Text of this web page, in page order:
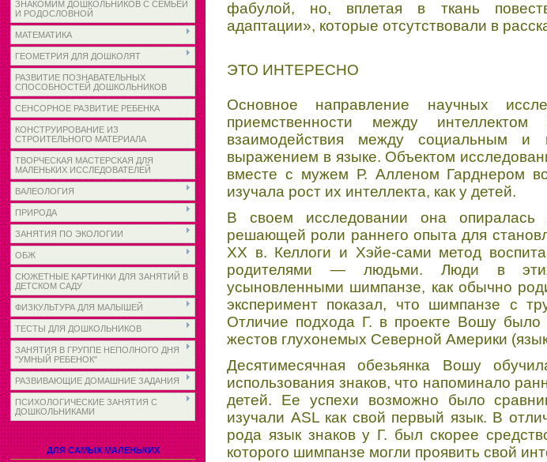
ЗНАКОМИМ ДОШКОЛЬНИКОВ С СЕМЬЕЙ
И РОДОСЛОВНОЙ
МАТЕМАТИКА
ГЕОМЕТРИЯ ДЛЯ ДОШКОЛЯТ
РАЗВИТИЕ ПОЗНАВАТЕЛЬНЫХ
СПОСОБНОСТЕЙ ДОШКОЛЬНИКОВ
СЕНСОРНОЕ РАЗВИТИЕ РЕБЕНКА
КОНСТРУИРОВАНИЕ ИЗ
СТРОИТЕЛЬНОГО МАТЕРИАЛА
ТВОРЧЕСКАЯ МАСТЕРСКАЯ ДЛЯ
МАЛЕНЬКИХ ИССЛЕДОВАТЕЛЕЙ
ВАЛЕОЛОГИЯ
ПРИРОДА
ЗАНЯТИЯ ПО ЭКОЛОГИИ
ОБЖ
СЮЖЕТНЫЕ КАРТИНКИ ДЛЯ ЗАНЯТИЙ В
ДЕТСКОМ САДУ
ФИЗКУЛЬТУРА ДЛЯ МАЛЫШЕЙ
ТЕСТЫ ДЛЯ ДОШКОЛЬНИКОВ
ЗАНЯТИЯ В ГРУППЕ НЕПОЛНОГО ДНЯ
"УМНЫЙ РЕБЕНОК"
РАЗВИВАЮЩИЕ ДОМАШНИЕ ЗАДАНИЯ
ПСИХОЛОГИЧЕСКИЕ ЗАНЯТИЯ С
ДОШКОЛЬНИКАМИ
ДЛЯ САМЫХ МАЛЕНЬКИХ
фабулой, но, вплетая в ткань
адаптации», которые отсутствовали в
ЭТО ИНТЕРЕСНО
Основное направление научных
приемственности между
взаимодействия между социальным и
выражением в языке. Объектом
вместе с мужем Р. Алленом Гарднером
изучала рост их интеллекта, как у детей.
В своем исследовании она
решающей роли раннего опыта для
XX в. Келлоги и Хэйе-сами метод
родителями — людьми. Люди в этих
усыновленными шимпанзе, как обычно
эксперимент показал, что шимпанзе с
Отличие подхода Г. в проекте Вошу
жестов глухонемых Северной Америки
Десятимесячная обезьянка Вошу
использования знаков, что напоминало
детей. Ее успехи возможно было
изучали ASL как свой первый язык. В
рода язык знаков у Г. был скорее
которого шимпанзе могли проявить свой